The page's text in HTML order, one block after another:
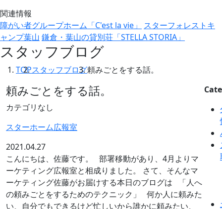
関連情報
障がい者グループホーム「C'est la vie」
スターフォレストキ
ャンプ葉山 鎌倉・葉山の貸別荘「STELLA STORIA」
スタッフブログ
TOPスタッフブログ頼みごとをする話。
頼みごとをする話。
カテゴリなし
スターホーム広報室
2021.04.27
こんにちは、佐藤です。 部署移動があり、4月よりマ
ーケティング広報室と相成りました。 さて、そんなマ
ーケティング佐藤がお届けする本日のブログは 「人へ
の頼みごとをするためのテクニック」 何か人に頼みた
い、自分でもできるけど忙しいから誰かに頼みたい、